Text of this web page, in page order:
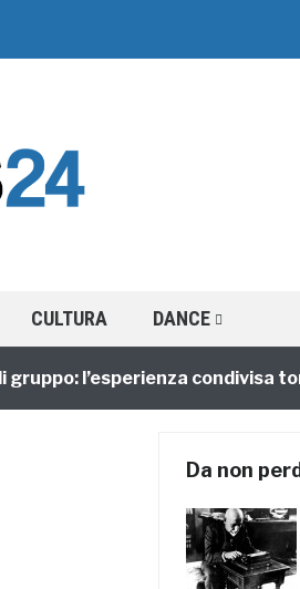
CULTURA DANCE
l’esperienza condivisa torna
Da non